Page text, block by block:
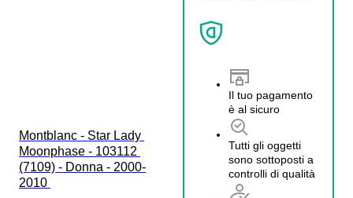
Il tuo pagamento
è al sicuro
Tutti gli oggetti
sono sottoposti a
controlli di qualità
Montblanc - Star Lady
Moonphase - 103112
(7109) - Donna - 2000-
2010